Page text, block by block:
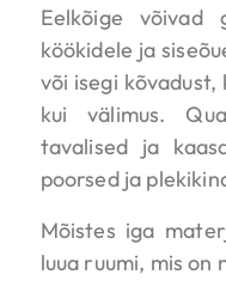
Eelkõige võivad
köökidele ja
või isegi
kui välimus.
tavalised ja
poorsed ja
Mõistes iga
luua ruumi, mis on